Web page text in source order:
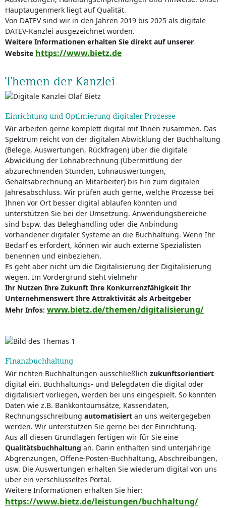
Hauptaugenmerk liegt auf Qualität.
Von DATEV sind wir in den Jahren 2019 bis 2025 als digitale
DATEV-Kanzlei ausgezeichnet worden.
Weitere Informationen erhalten Sie direkt auf unserer
Website https://www.bietz.de
Themen der Kanzlei
Einrichtung und Optimierung digitaler Prozesse
Wir arbeiten gerne komplett digital mit Ihnen zusammen. Das
Spektrum reicht von der digitalen Abwicklung der Buchhaltung
(Belege, Auswertungen, Rückfragen) über die digitale
Abwicklung der Lohnabrechnung (Übermittlung der
abzurechnenden Stunden, Lohnauswertungen,
Gehaltsabrechnung an Mitarbeiter) bis hin zum digitalen
Jahresabschluss. Wir prüfen auch gerne, welche Prozesse bei
Ihnen vor Ort besser digital ablaufen könnten und
unterstützen Sie bei der Umsetzung. Anwendungsbereiche
sind bspw. das Beleghandling oder die Anbindung
vorhandener digitaler Systeme an die Buchhaltung. Wenn Ihr
Bedarf es erfordert, können wir auch externe Spezialisten
benennen und einbeziehen.
Es geht aber nicht um die Digitalisierung der Digitalisierung
wegen. Im Vordergrund steht vielmehr
Ihr Nutzen Ihre Zukunft Ihre Konkurrenzfähigkeit Ihr
Unternehmenswert Ihre Attraktivität als Arbeitgeber
Mehr Infos: www.bietz.de/themen/digitalisierung/
Finanzbuchhaltung
Wir richten Buchhaltungen ausschließlich zukunftsorientiert
digital ein. Buchhaltungs- und Belegdaten die digital oder
digitalisiert vorliegen, werden bei uns eingespielt. So könnten
Daten wie z.B. Bankkontoumsätze, Kassendaten,
Rechnungsschreibung automatisiert an uns weitergegeben
werden. Wir unterstützen Sie gerne bei der Einrichtung.
Aus all diesen Grundlagen fertigen wir für Sie eine
Qualitätsbuchhaltung an. Darin enthalten sind unterjährige
Abgrenzungen, Offene-Posten-Buchhaltung, Abschreibungen,
usw. Die Auswertungen erhalten Sie wiederum digital von uns
über ein verschlüsseltes Portal.
Weitere Informationen erhalten Sie hier:
https://www.bietz.de/leistungen/buchhaltung/